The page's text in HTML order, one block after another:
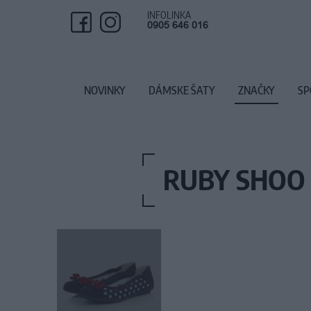
RUBY
INFOLINKA
0905 646 016
NOVINKY DÁMSKE ŠATY ZNAČKY